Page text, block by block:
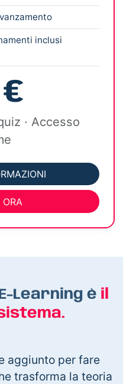
inclusi
· Accesso
ORA
Learning è il
aggiunto per fare
trasforma la teoria